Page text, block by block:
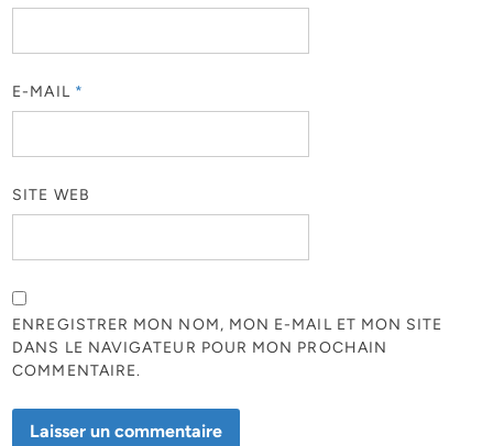
E-MAIL *
SITE WEB
ENREGISTRER MON NOM, MON E-MAIL ET MON SITE
DANS LE NAVIGATEUR POUR MON PROCHAIN
COMMENTAIRE.